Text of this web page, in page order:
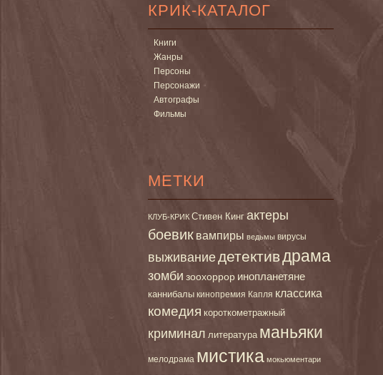
КРИК-КАТАЛОГ
Книги
Жанры
Персоны
Персонажи
Автографы
Фильмы
МЕТКИ
КЛУБ-КРИК Стивен Кинг актеры
боевик вампиры ведьмы вирусы
выживаниедетективдрама
зомби зоохоррор инопланетяне
каннибалы кинопремия Капля классика
комедия короткометражный
криминал литература маньяки
мелодрама мистика мокьюментари